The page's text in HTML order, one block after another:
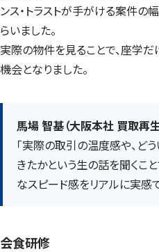
ンス・トラストが手がける案件
らいました。
実際の物件を見ることで、座学
機会となりました。
馬場 智基（大阪本社 買取再
「実際の取引の温度感や、ど
きたかという生の話を聞くこと
なスピード感をリアルに実感
会食研修